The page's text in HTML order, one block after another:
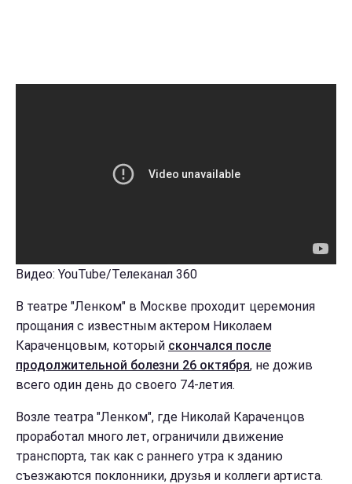
Видео: YouTube/Телеканал 360
В театре "Ленком" в Москве проходит церемония
прощания с известным актером Николаем
Караченцовым, который скончался после
продолжительной болезни 26 октября, не дожив
всего один день до своего 74-летия.
Возле театра "Ленком", где Николай Караченцов
проработал много лет, ограничили движение
транспорта, так как с раннего утра к зданию
съезжаются поклонники, друзья и коллеги артиста.